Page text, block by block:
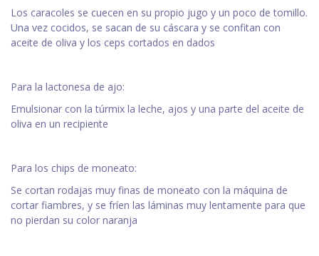
Los caracoles se cuecen en su propio jugo y un poco de tomillo.
Una vez cocidos, se sacan de su cáscara y se confitan con
aceite de oliva y los ceps cortados en dados
Para la lactonesa de ajo:
Emulsionar con la túrmix la leche, ajos y una parte del aceite de
oliva en un recipiente
Para los chips de moneato:
Se cortan rodajas muy finas de moneato con la máquina de
cortar fiambres, y se fríen las láminas muy lentamente para que
no pierdan su color naranja